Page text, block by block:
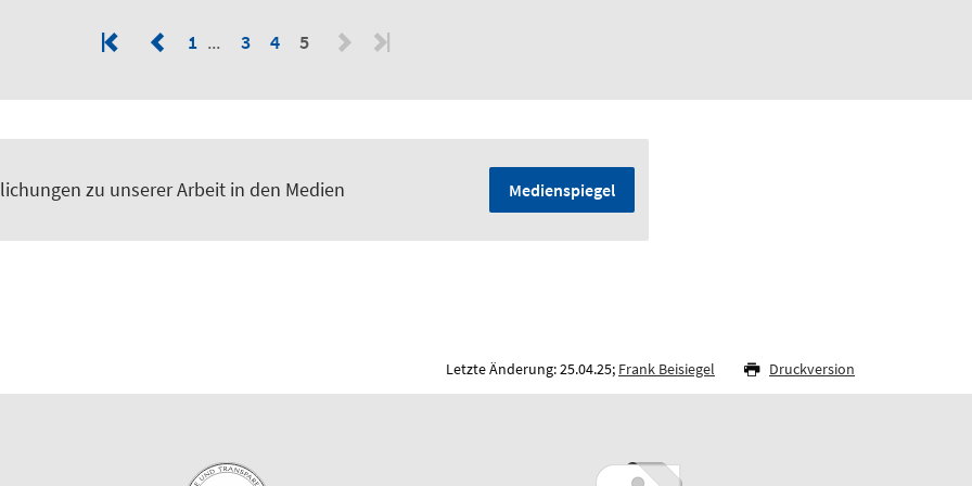
1 3 4 5
zu unserer Arbeit in den Medien Medienspiegel
Letzte Änderung: 25.04.25; Frank Beisiegel Druckversion